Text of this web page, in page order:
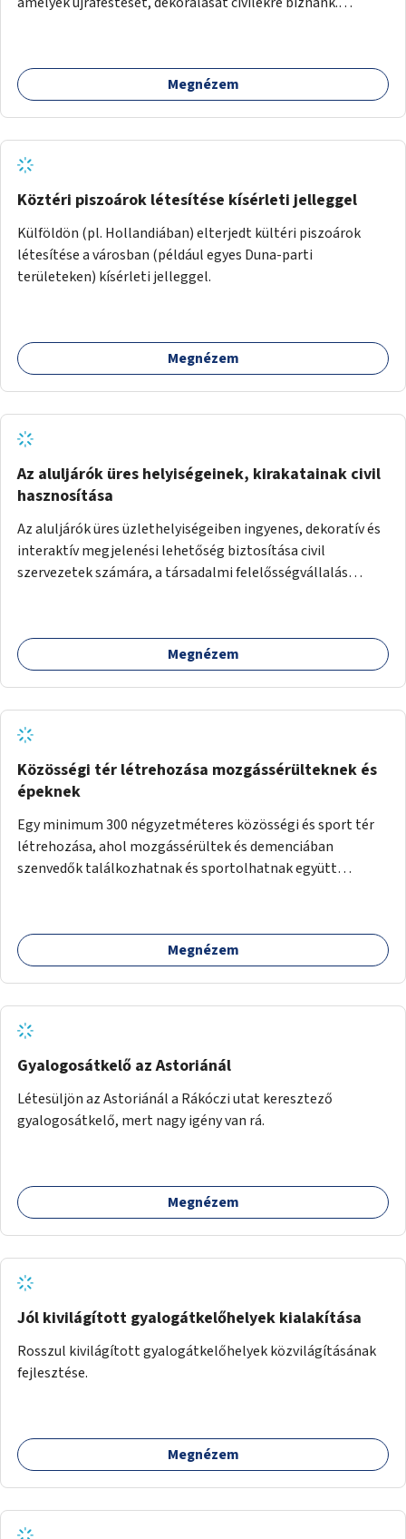
Megnézem
Köztéri piszoárok létesítése kísérleti jelleggel
Külföldön (pl. Hollandiában) elterjedt kültéri piszoárok
létesítése a városban (például egyes Duna-parti
területeken) kísérleti jelleggel.
Megnézem
Az aluljárók üres helyiségeinek, kirakatainak civil
hasznosítása
Az aluljárók üres üzlethelyiségeiben ingyenes, dekoratív és
interaktív megjelenési lehetőség biztosítása civil
szervezetek számára, a társadalmi felelősségvállalás
például rajzokkal, kérdésekkel, üzenetküldési lehetőséggel
vagy akciónapokkal – bérleti és közüzemi díjak nélkül, a
Megnézem
Közösségi tér létrehozása mozgássérülteknek és
épeknek
Egy minimum 300 négyzetméteres közösségi és sport tér
létrehozása, ahol mozgássérültek és demenciában
szenvedők találkozhatnak és sportolhatnak együtt
tud játszani, fontos, hogy a téren legyenek formájukban,
hangulatukban elkülönülő pontok, mezítlábas ösvények, az
Megnézem
Gyalogosátkelő az Astoriánál
Létesüljön az Astoriánál a Rákóczi utat keresztező
gyalogosátkelő, mert nagy igény van rá.
Megnézem
Jól kivilágított gyalogátkelőhelyek kialakítása
Rosszul kivilágított gyalogátkelőhelyek közvilágításának
fejlesztése.
Megnézem